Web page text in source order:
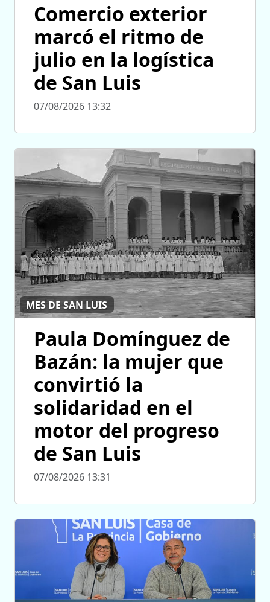
Comercio exterior
marcó el ritmo de
julio en la logística
de San Luis
07/08/2026 13:32
MES DE SAN LUIS
Paula Domínguez de
Bazán: la mujer que
convirtió la
solidaridad en el
motor del progreso
de San Luis
07/08/2026 13:31